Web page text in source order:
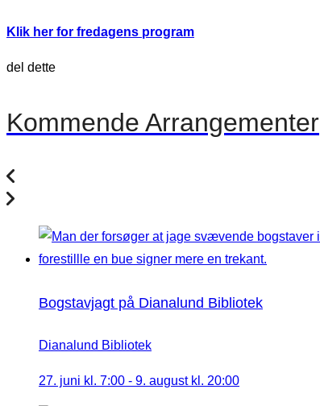
Klik her for fredagens program
del dette
Kommende Arrangementer
Bogstavjagt på Dianalund Bibliotek
Dianalund Bibliotek
27. juni kl. 7:00 - 9. august kl. 20:00